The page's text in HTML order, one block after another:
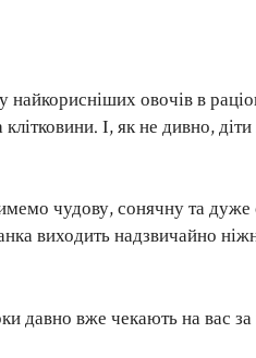
найкорисніших овочів в
клітковини. І, як не дивно,
чудову, сонячну та
виходить надзвичайно
давно вже чекають на вас